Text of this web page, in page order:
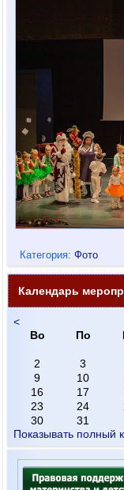
Категория:Фото
Календарь
<
Во
По
2
3
9
10
16
17
23
24
30
31
Показывать полный